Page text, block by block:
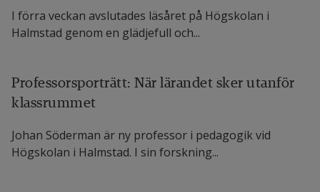
och samhälle, Högskolan i Halmstad
och utvecklingschef i Malmö Stad (saknas på
Frida Wiren, magisterexamen i
I förra veckan avslutades läsåret på Högskolan i
Halmstad genom en glädjefull och...
Professorsporträtt: När lärandet sker utanför
klassrummet
Johan Söderman är ny professor i pedagogik vid
Högskolan i Halmstad. I sin forskning...